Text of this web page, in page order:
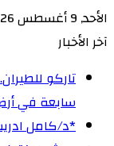
الأحد, 9 أغسطس 2026م
آخر الأخبار
تاركو
سابعة في
‏*د/كامل